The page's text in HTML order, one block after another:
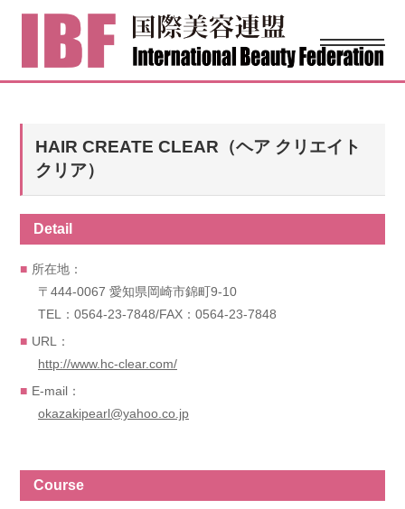
HAIR CREATE CLEAR（ヘア クリエイト
クリア）
Detail
所在地：
〒444-0067 愛知県岡崎市錦町9-10
TEL：0564-23-7848/FAX：0564-23-7848
URL：
http://www.hc-clear.com/
E-mail：
okazakipearl@yahoo.co.jp
Course